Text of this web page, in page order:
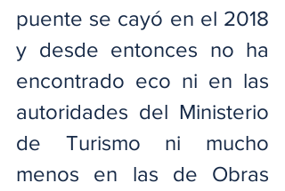
puente se cayó en el 2018
y desde entonces no ha
encontrado eco ni en las
autoridades del Ministerio
de Turismo ni mucho
menos en las de Obras